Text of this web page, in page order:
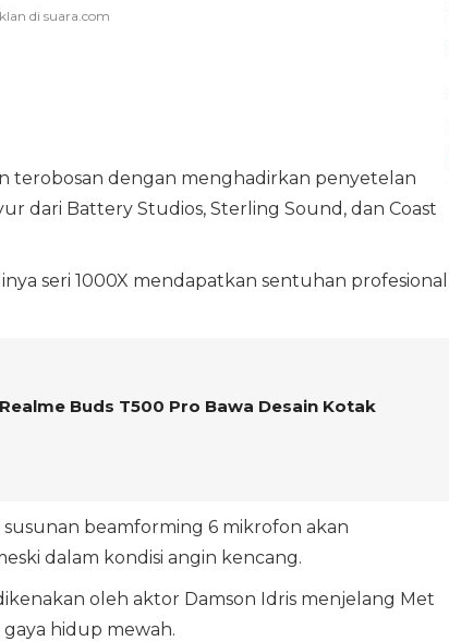
terobosan dengan menghadirkan penyetelan
dari Battery Studios, Sterling Sound, dan Coast
seri 1000X mendapatkan sentuhan profesional
Buds T500 Pro Bawa Desain Kotak
beamforming 6 mikrofon akan
dalam kondisi angin kencang.
oleh aktor Damson Idris menjelang Met
gaya hidup mewah.